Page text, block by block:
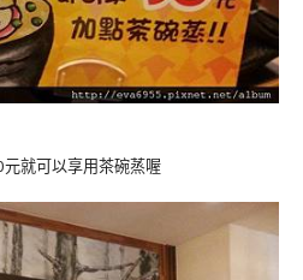
就可以享用茶碗蒸喔